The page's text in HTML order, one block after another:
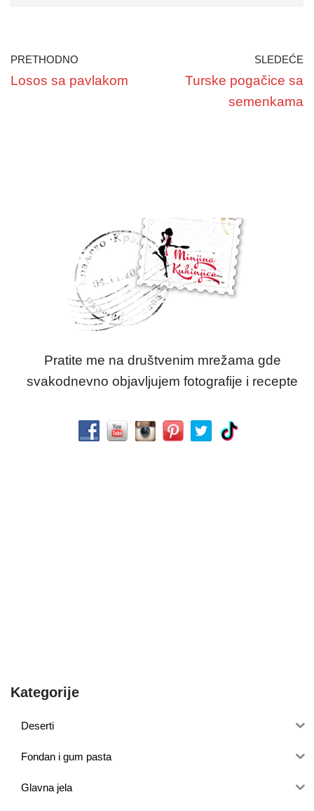
PRETHODNO
Losos sa pavlakom
SLEDEĆE
Turske pogačice sa
semenkama
Pratite me na društvenim mrežama gde
svakodnevno objavljujem fotografije i recepte
Kategorije
Deserti
Fondan i gum pasta
Glavna jela